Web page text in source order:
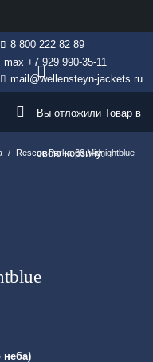
8 800 222 82 89
max +7 929 990-35-11
mail@wellensteyn-jackets.ru
Вы отложили Товарв
свою корзину.
/ Rescue Parka-66 Midnightblue
неба)